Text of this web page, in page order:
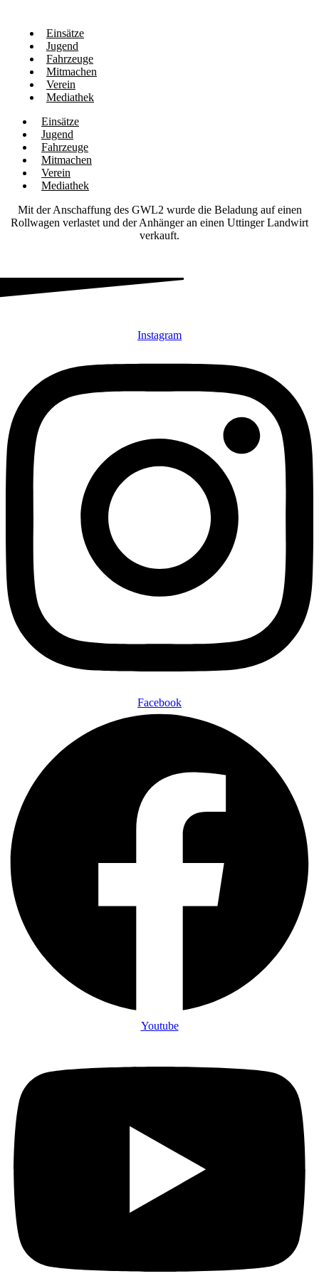
Einsätze
Jugend
Fahrzeuge
Mitmachen
Verein
Mediathek
Einsätze
Jugend
Fahrzeuge
Mitmachen
Verein
Mediathek
Mit der Anschaffung des GWL2 wurde die Beladung auf einen
Rollwagen verlastet und der Anhänger an einen Uttinger Landwirt
verkauft.
Instagram
Facebook
Youtube